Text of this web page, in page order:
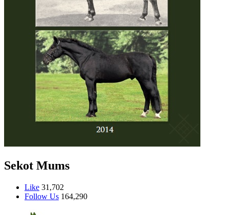
Sekot Mums
Like 31,702
Follow Us 164,290